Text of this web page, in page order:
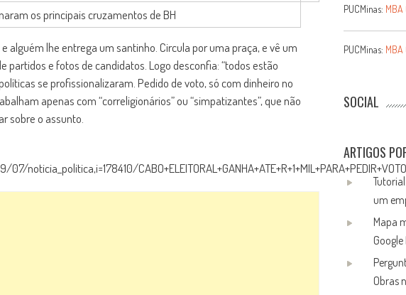
os principais cruzamentos de BH
alguém lhe entrega um santinho. Circula por uma praça, e vê um
e fotos de candidatos. Logo desconfia: “todos estão
se profissionalizaram. Pedido de voto, só com dinheiro no
apenas com “correligionários” ou “simpatizantes”, que não
sobre o assunto.
PUCMinas:
PUCMinas:
SOCIAL
ARTIGOS
um
Mapa
Obras